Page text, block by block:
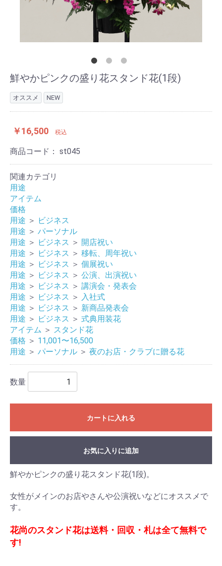
鮮やかピンクの盛り花スタンド花(1段)
オススメ NEW
￥16,500 税込
商品コード： st045
関連カテゴリ
用途
アイテム
価格
用途 ＞ ビジネス
用途 ＞ パーソナル
用途 ＞ ビジネス ＞ 開店祝い
用途 ＞ ビジネス ＞ 移転、周年祝い
用途 ＞ ビジネス ＞ 個展祝い
用途 ＞ ビジネス ＞ 公演、出演祝い
用途 ＞ ビジネス ＞ 講演会・発表会
用途 ＞ ビジネス ＞ 入社式
用途 ＞ ビジネス ＞ 新商品発表会
用途 ＞ ビジネス ＞ 式典用装花
アイテム ＞ スタンド花
価格 ＞ 11,001〜16,500
用途 ＞ パーソナル ＞ 夜のお店・クラブに贈る花
数量
カートに入れる
お気に入りに追加
鮮やかピンクの盛り花スタンド花(1段)。
女性がメインのお店やさんや公演祝いなどにオススメで
す。
花尚のスタンド花は送料・回収・札は全て無料で
す!